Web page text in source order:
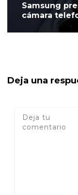
Samsung
cámara
Deja una